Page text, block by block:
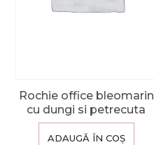
Rochie office bleomarin
cu dungi si petrecuta
ADAUGĂ ÎN COȘ